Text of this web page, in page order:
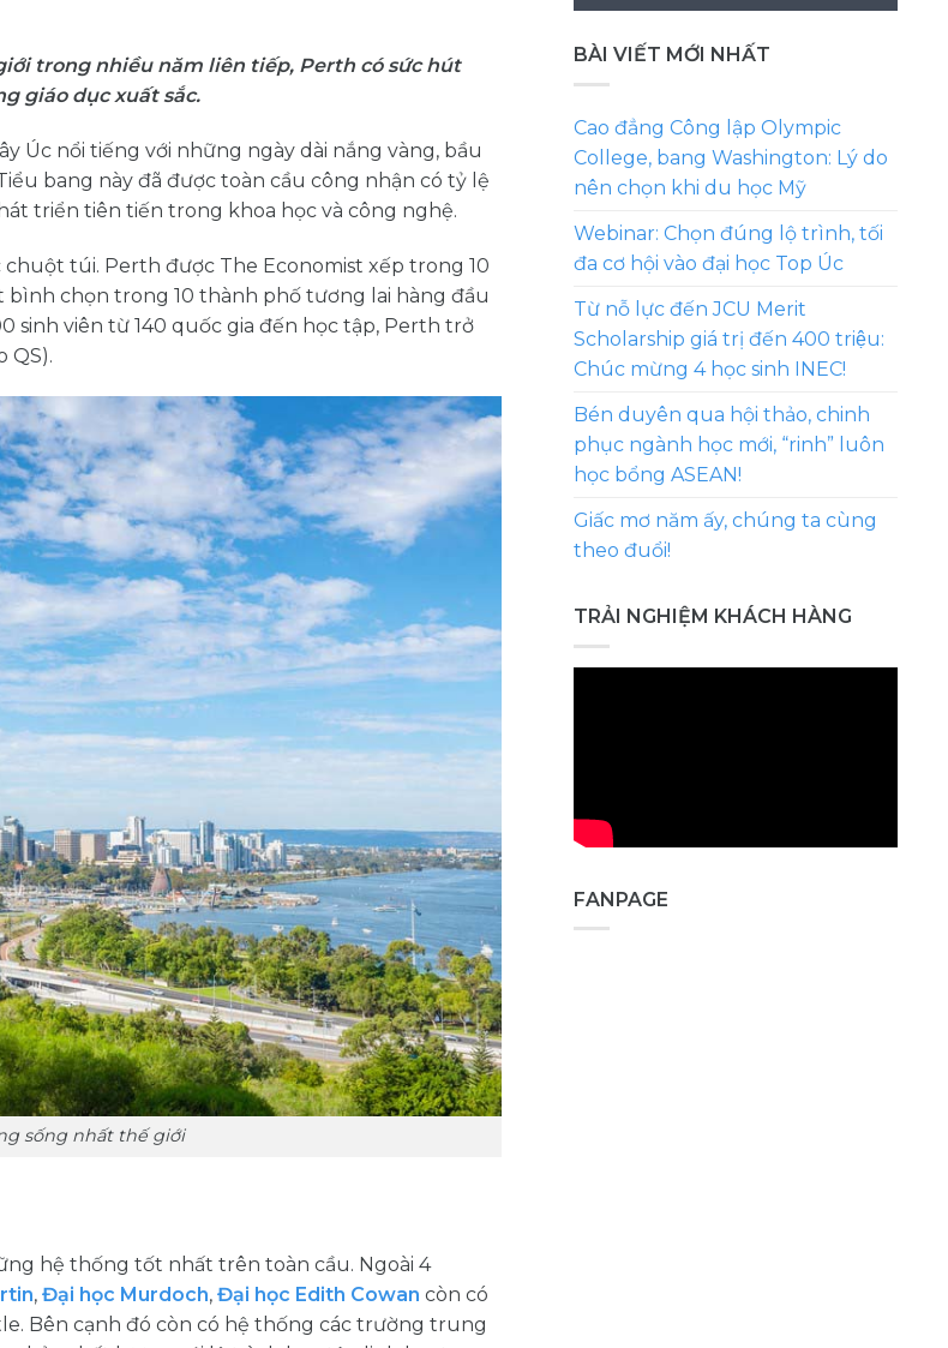
trong nhiều năm liên tiếp, Perth có sức hút
giáo dục xuất sắc.
Úc nổi tiếng với những ngày dài nắng vàng, bầu
bang này đã được toàn cầu công nhận có tỷ lệ
triển tiên tiến trong khoa học và công nghệ.
túi. Perth được The Economist xếp trong 10
chọn trong 10 thành phố tương lai hàng đầu
sinh viên từ 140 quốc gia đến học tập, Perth trở
QS).
sống nhất thế giới
hệ thống tốt nhất trên toàn cầu. Ngoài 4
, Đại học Murdoch, Đại học Edith Cowan còn có
Bên cạnh đó còn có hệ thống các trường trung
BÀI VIẾT MỚI NHẤT
Cao đẳng Công lập Olympic
College, bang Washington: Lý do
nên chọn khi du học Mỹ
Webinar: Chọn đúng lộ trình, tối
đa cơ hội vào đại học Top Úc
Từ nỗ lực đến JCU Merit
Scholarship giá trị đến 400 triệu:
Chúc mừng 4 học sinh INEC!
Bén duyên qua hội thảo, chinh
phục ngành học mới, “rinh” luôn
học bổng ASEAN!
Giấc mơ năm ấy, chúng ta cùng
theo đuổi!
TRẢI NGHIỆM KHÁCH HÀNG
FANPAGE